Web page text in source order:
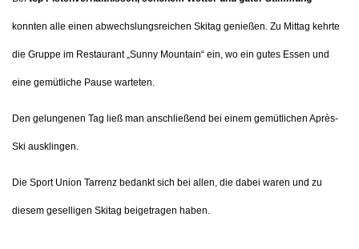
konnten alle einen abwechslungsreichen Skitag genießen. Zu Mittag kehrte
die Gruppe im Restaurant „Sunny Mountain“ ein, wo ein gutes Essen und
eine gemütliche Pause warteten.
Den gelungenen Tag ließ man anschließend bei einem gemütlichen Après-
Ski ausklingen.
Die Sport Union Tarrenz bedankt sich bei allen, die dabei waren und zu
diesem geselligen Skitag beigetragen haben.